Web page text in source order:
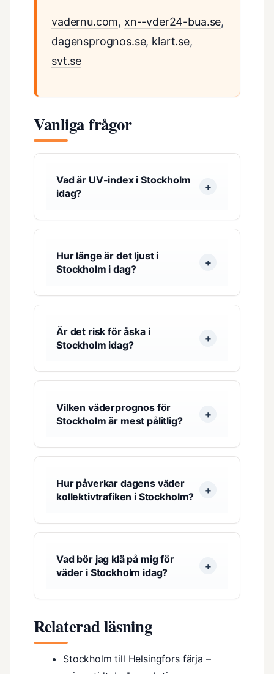
vadernu.com, xn--vder24-bua.se,
dagensprognos.se, klart.se,
svt.se
Vanliga frågor
Vad är UV-index i Stockholm
idag?
Hur länge är det ljust i
Stockholm i dag?
Är det risk för åska i
Stockholm idag?
Vilken väderprognos för
Stockholm är mest pålitlig?
Hur påverkar dagens väder
kollektivtrafiken i Stockholm?
Vad bör jag klä på mig för
väder i Stockholm idag?
Relaterad läsning
Stockholm till Helsingfors färja –